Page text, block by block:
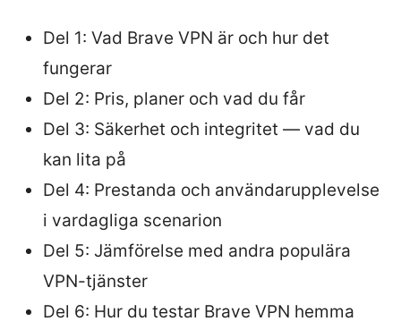
Del 1: Vad Brave VPN är och hur det
fungerar
Del 2: Pris, planer och vad du får
Del 3: Säkerhet och integritet — vad du
kan lita på
Del 4: Prestanda och användarupplevelse
i vardagliga scenarion
Del 5: Jämförelse med andra populära
VPN-tjänster
Del 6: Hur du testar Brave VPN hemma